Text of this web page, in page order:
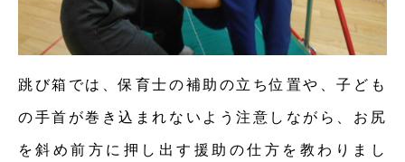
跳び箱では、保育士の補助の立ち位置や、子ども
の手首が巻き込まれないよう注意しながら、お尻
を斜め前方に押し出す援助の仕方を教わりまし